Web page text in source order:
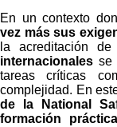
En un contexto
vez más sus
la acreditación de
internacionales se
tareas críticas
complejidad. En
de la National
formación